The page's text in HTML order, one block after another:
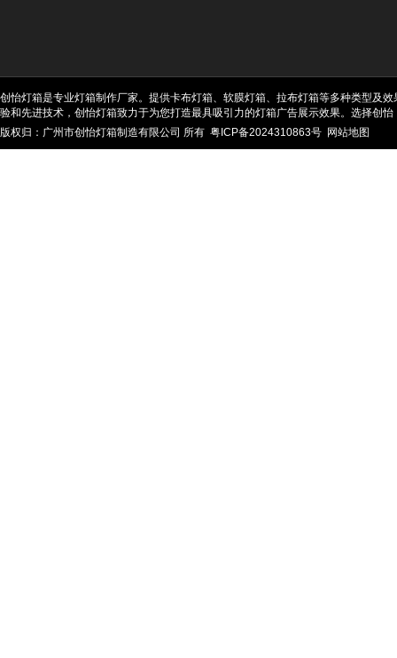
创怡灯箱是专业灯箱制作厂家。提供卡布灯箱、软膜灯箱、拉布灯箱等多种类型及
验和先进技术，创怡灯箱致力于为您打造最具吸引力的灯箱广告展示效果。选择创怡
版权归：广州市创怡灯箱制造有限公司 所有 粤ICP备2024310863号 网站地图